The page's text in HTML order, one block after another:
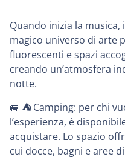
Quando inizia la
magico universo di arte
fluorescenti e spazi
creando un’atmosfera
notte.
🚐 ⛺️Camping: per chi
l’esperienza, è
acquistare. Lo spazio
cui docce, bagni e aree